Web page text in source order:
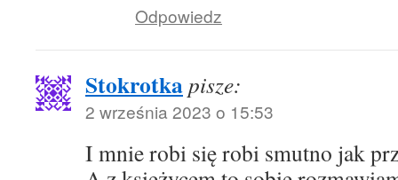
Odpowiedz
Stokrotkapisze:
2 września 2023 o 15:53
I mnie robi się robi smutno jak